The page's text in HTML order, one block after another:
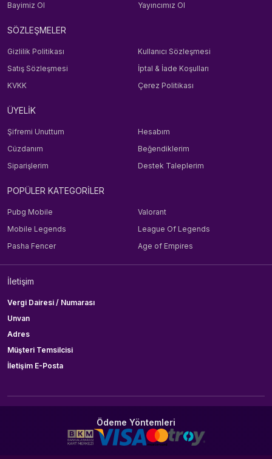
Bayimiz Ol
Yayıncımız Ol
SÖZLEŞMELER
Gizlilik Politikası
Kullanıcı Sözleşmesi
Satış Sözleşmesi
İptal & İade Koşulları
KVKK
Çerez Politikası
ÜYELİK
Şifremi Unuttum
Hesabım
Cüzdanım
Beğendiklerim
Siparişlerim
Destek Taleplerim
POPÜLER KATEGORİLER
Pubg Mobile
Valorant
Mobile Legends
League Of Legends
Pasha Fencer
Age of Empires
İletişim
Vergi Dairesi / Numarası
Unvan
Adres
Müşteri Temsilcisi
İletişim E-Posta
Ödeme Yöntemleri